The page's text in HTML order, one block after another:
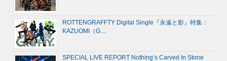
ROTTENGRAFFTY Digital Single『永遠と影』特集：
KAZUOMI（G....
SPECIAL LIVE REPORT Nothing’s Carved In Stone